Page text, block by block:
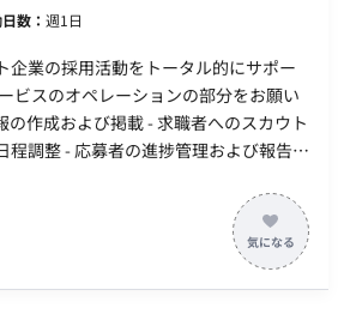
数： 週1日
企業の採用活動をトータル的にサポー
ビスのオペレーションの部分をお願い
程調整 - 応募者の進捗管理および報告 -
時間 ・フルリ
時間帯で月～金まで毎日稼働可能な方